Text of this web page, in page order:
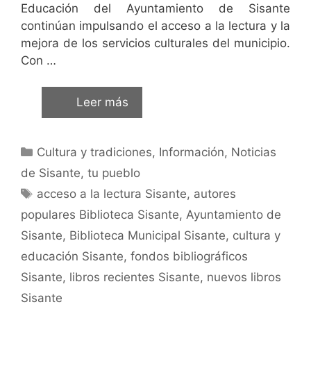
Educación del Ayuntamiento de Sisante
continúan impulsando el acceso a la lectura y la
mejora de los servicios culturales del municipio.
Con …
Leer más
Cultura y tradiciones, Información, Noticias
de Sisante, tu pueblo
acceso a la lectura Sisante, autores
populares Biblioteca Sisante, Ayuntamiento de
Sisante, Biblioteca Municipal Sisante, cultura y
educación Sisante, fondos bibliográficos
Sisante, libros recientes Sisante, nuevos libros
Sisante